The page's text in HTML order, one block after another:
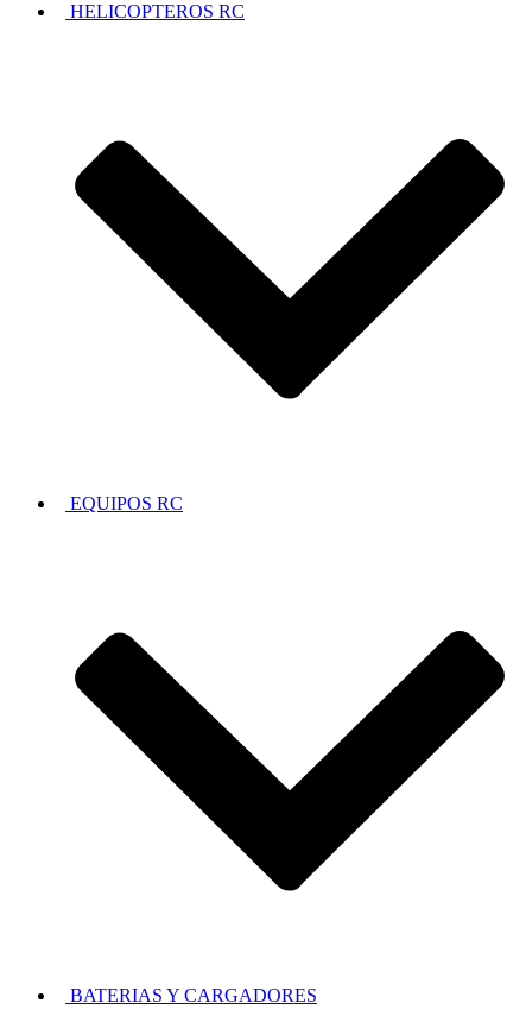
HELICOPTEROS RC
EQUIPOS RC
BATERIAS Y CARGADORES